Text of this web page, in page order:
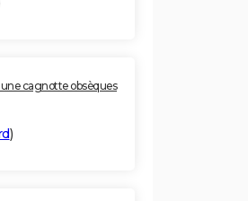
cagnotte obsèques
)